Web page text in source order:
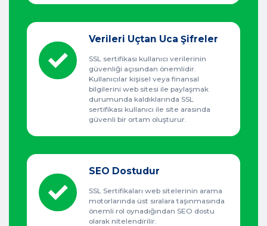
Verileri Uçtan Uca Şifreler
SSL sertifikası kullanıcı verilerinin
güvenliği açısından önemlidir.
Kullanıcılar kişisel veya finansal
bilgilerini web sitesi ile paylaşmak
durumunda kaldıklarında SSL
sertifikası kullanıcı ile site arasında
güvenli bir ortam oluşturur.
SEO Dostudur
SSL Sertifikaları web sitelerinin arama
motorlarında üst sıralara taşınmasında
önemli rol oynadığından SEO dostu
olarak nitelendirilir.